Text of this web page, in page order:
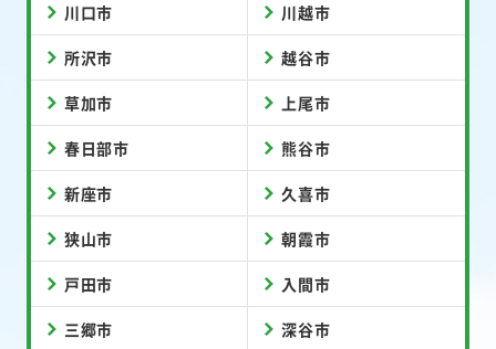
川口市 川越市
所沢市 越谷市
草加市 上尾市
春日部市 熊谷市
新座市 久喜市
狭山市 朝霞市
戸田市 入間市
三郷市 深谷市